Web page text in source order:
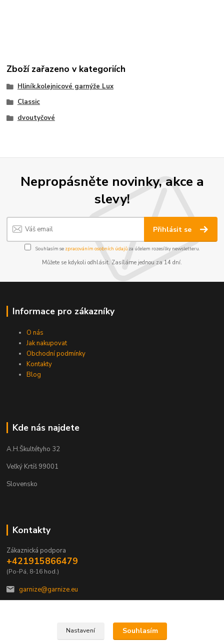
Zboží zařazeno v kategoriích
Hliník.kolejnicové garnýže Lux
Classic
dvoutyčové
Nepropásněte novinky, akce a
slevy!
Přihlásit se
Souhlasím se zpracováním osobních údajůza účelem rozesílky newsletteru.
Můžete se kdykoli odhlásit. Zasíláme jednou za 14 dní.
Informace pro zákazníky
O nás
Jak nakupovat
Obchodní podmínky
Kontakty
Blog
Kde nás najdete
A.H.Škultétyho 32
Veľký Krtíš 99001
Slovensko
Kontakty
Zákaznická podpora
+421915866479
(Po-Pá, 8-16 hod.)
garnize@garnize.eu
Nastavení Souhlasím